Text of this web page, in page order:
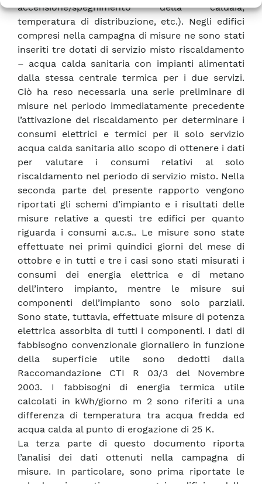
accensione/spegnimento della caldaia,
temperatura di distribuzione, etc.). Negli edifici
compresi nella campagna di misure ne sono stati
inseriti tre dotati di servizio misto riscaldamento
– acqua calda sanitaria con impianti alimentati
dalla stessa centrale termica per i due servizi.
Ciò ha reso necessaria una serie preliminare di
misure nel periodo immediatamente precedente
l’attivazione del riscaldamento per determinare i
consumi elettrici e termici per il solo servizio
acqua calda sanitaria allo scopo di ottenere i dati
per valutare i consumi relativi al solo
riscaldamento nel periodo di servizio misto. Nella
seconda parte del presente rapporto vengono
riportati gli schemi d’impianto e i risultati delle
misure relative a questi tre edifici per quanto
riguarda i consumi a.c.s.. Le misure sono state
effettuate nei primi quindici giorni del mese di
ottobre e in tutti e tre i casi sono stati misurati i
consumi dei energia elettrica e di metano
dell’intero impianto, mentre le misure sui
componenti dell’impianto sono solo parziali.
Sono state, tuttavia, effettuate misure di potenza
elettrica assorbita di tutti i componenti. I dati di
fabbisogno convenzionale giornaliero in funzione
della superficie utile sono dedotti dalla
Raccomandazione CTI R 03/3 del Novembre
2003. I fabbisogni di energia termica utile
calcolati in kWh/giorno m 2 sono riferiti a una
differenza di temperatura tra acqua fredda ed
acqua calda al punto di erogazione di 25 K.
La terza parte di questo documento riporta
l’analisi dei dati ottenuti nella campagna di
misure. In particolare, sono prima riportate le